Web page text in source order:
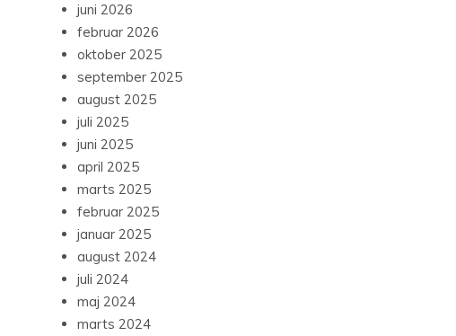
juni 2026
februar 2026
oktober 2025
september 2025
august 2025
juli 2025
juni 2025
april 2025
marts 2025
februar 2025
januar 2025
august 2024
juli 2024
maj 2024
marts 2024